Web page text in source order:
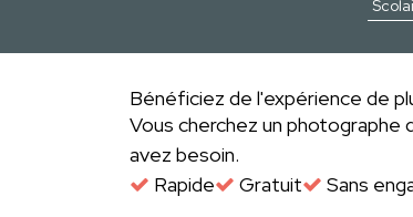
Bénéficiez de l'expérience de
Vous cherchez un photographe
avez besoin.
Rapide
Gratuit Sans